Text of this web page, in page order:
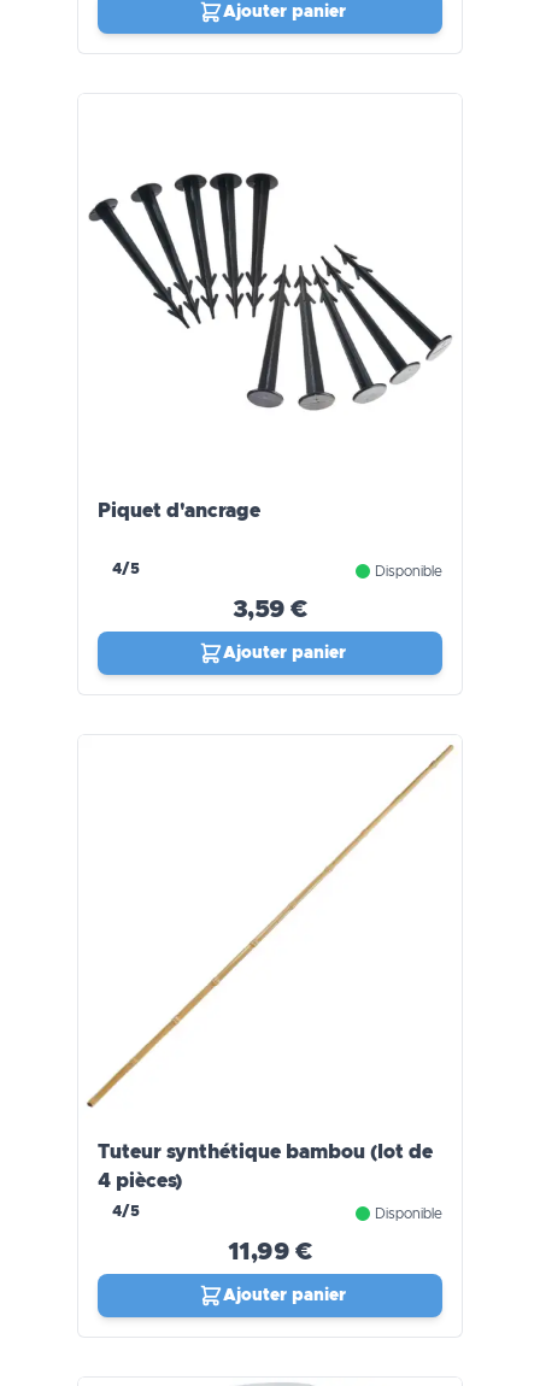
Ajouter panier
Piquet d'ancrage
4/5 Disponible
3,59 €
Ajouter panier
Tuteur synthétique bambou (lot de
4 pièces)
4/5 Disponible
11,99 €
Ajouter panier